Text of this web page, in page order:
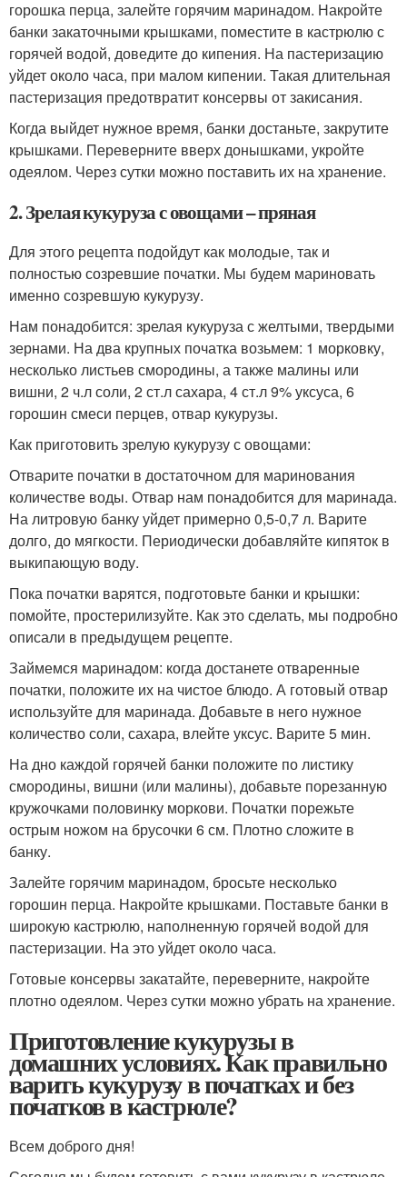
горошка перца, залейте горячим маринадом. Накройте
банки закаточными крышками, поместите в кастрюлю с
горячей водой, доведите до кипения. На пастеризацию
уйдет около часа, при малом кипении. Такая длительная
пастеризация предотвратит консервы от закисания.
Когда выйдет нужное время, банки достаньте, закрутите
крышками. Переверните вверх донышками, укройте
одеялом. Через сутки можно поставить их на хранение.
2. Зрелая кукуруза с овощами – пряная
Для этого рецепта подойдут как молодые, так и
полностью созревшие початки. Мы будем мариновать
именно созревшую кукурузу.
Нам понадобится: зрелая кукуруза с желтыми, твердыми
зернами. На два крупных початка возьмем: 1 морковку,
несколько листьев смородины, а также малины или
вишни, 2 ч.л соли, 2 ст.л сахара, 4 ст.л 9% уксуса, 6
горошин смеси перцев, отвар кукурузы.
Как приготовить зрелую кукурузу с овощами:
Отварите початки в достаточном для маринования
количестве воды. Отвар нам понадобится для маринада.
На литровую банку уйдет примерно 0,5-0,7 л. Варите
долго, до мягкости. Периодически добавляйте кипяток в
выкипающую воду.
Пока початки варятся, подготовьте банки и крышки:
помойте, простерилизуйте. Как это сделать, мы подробно
описали в предыдущем рецепте.
Займемся маринадом: когда достанете отваренные
початки, положите их на чистое блюдо. А готовый отвар
используйте для маринада. Добавьте в него нужное
количество соли, сахара, влейте уксус. Варите 5 мин.
На дно каждой горячей банки положите по листику
смородины, вишни (или малины), добавьте порезанную
кружочками половинку моркови. Початки порежьте
острым ножом на брусочки 6 см. Плотно сложите в
банку.
Залейте горячим маринадом, бросьте несколько
горошин перца. Накройте крышками. Поставьте банки в
широкую кастрюлю, наполненную горячей водой для
пастеризации. На это уйдет около часа.
Готовые консервы закатайте, переверните, накройте
плотно одеялом. Через сутки можно убрать на хранение.
Приготовление кукурузы в
домашних условиях. Как правильно
варить кукурузу в початках и без
початков в кастрюле?
Всем доброго дня!